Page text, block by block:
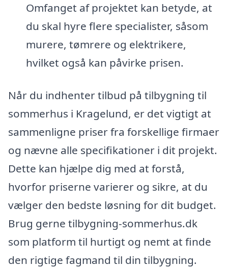
Omfanget af projektet kan betyde, at
du skal hyre flere specialister, såsom
murere, tømrere og elektrikere,
hvilket også kan påvirke prisen.
Når du indhenter tilbud på tilbygning til
sommerhus i Kragelund, er det vigtigt at
sammenligne priser fra forskellige firmaer
og nævne alle specifikationer i dit projekt.
Dette kan hjælpe dig med at forstå,
hvorfor priserne varierer og sikre, at du
vælger den bedste løsning for dit budget.
Brug gerne tilbygning-sommerhus.dk
som platform til hurtigt og nemt at finde
den rigtige fagmand til din tilbygning.